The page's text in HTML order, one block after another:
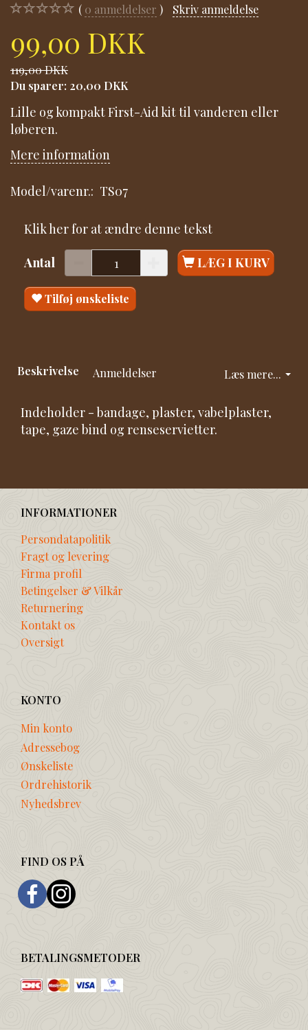
0 anmeldelser Skriv anmeldelse
99,00 DKK
119,00 DKK
Du sparer: 20,00 DKK
Lille og kompakt First-Aid kit til vanderen eller
løberen.
Mere information
Model/varenr.: TS07
Klik her for at ændre denne tekst
Antal LÆG I KURV
Tilføj ønskeliste
Læs mere...
Beskrivelse Anmeldelser
Indeholder - bandage, plaster, vabelplaster,
tape, gaze bind og renseservietter.
INFORMATIONER
Persondatapolitik
Fragt og levering
Firma profil
Betingelser & Vilkår
Returnering
Kontakt os
Oversigt
KONTO
Min konto
Adressebog
Ønskeliste
Ordrehistorik
Nyhedsbrev
FIND OS PÅ
BETALINGSMETODER